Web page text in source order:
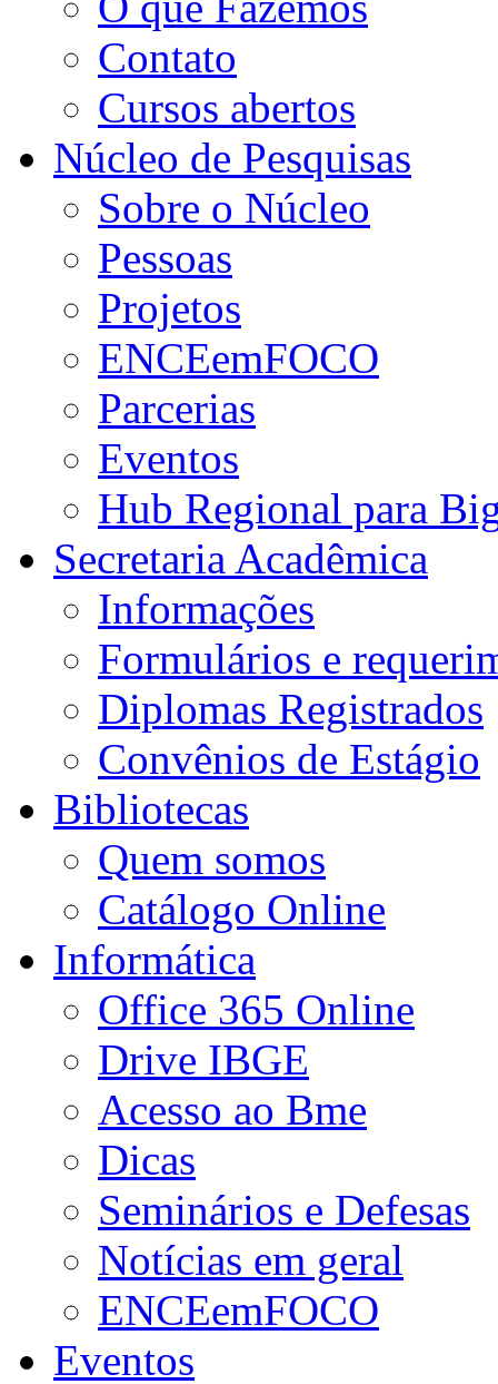
Contato
Cursos abertos
Núcleo de Pesquisas
Sobre o Núcleo
Pessoas
Projetos
ENCEemFOCO
Parcerias
Eventos
Hub Regional para
Secretaria Acadêmica
Informações
Formulários e
Diplomas Registrados
Convênios de Estágio
Bibliotecas
Quem somos
Catálogo Online
Informática
Office 365 Online
Drive IBGE
Acesso ao Bme
Dicas
Seminários e Defesas
Notícias em geral
ENCEemFOCO
Eventos